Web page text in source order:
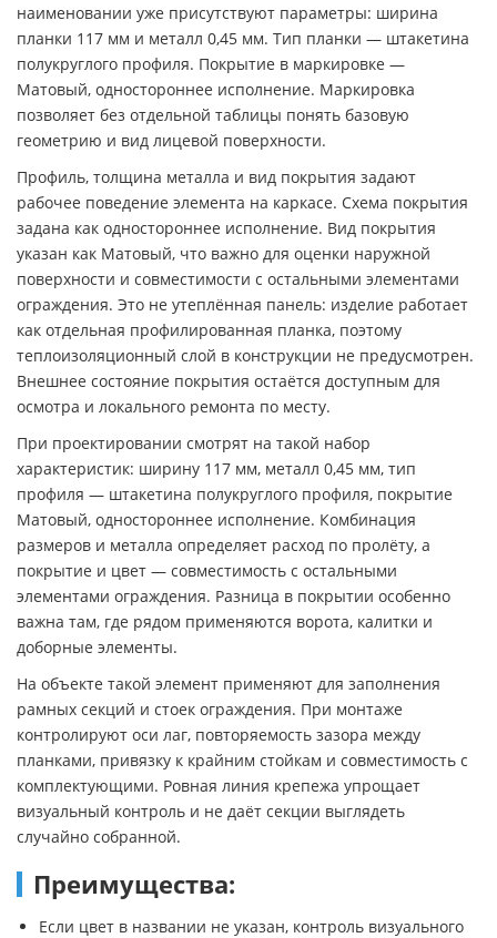
наименовании уже присутствуют параметры: ширина
планки 117 мм и металл 0,45 мм. Тип планки — штакетина
полукруглого профиля. Покрытие в маркировке —
Матовый, одностороннее исполнение. Маркировка
позволяет без отдельной таблицы понять базовую
геометрию и вид лицевой поверхности.
Профиль, толщина металла и вид покрытия задают
рабочее поведение элемента на каркасе. Схема покрытия
задана как одностороннее исполнение. Вид покрытия
указан как Матовый, что важно для оценки наружной
поверхности и совместимости с остальными элементами
ограждения. Это не утеплённая панель: изделие работает
как отдельная профилированная планка, поэтому
теплоизоляционный слой в конструкции не предусмотрен.
Внешнее состояние покрытия остаётся доступным для
осмотра и локального ремонта по месту.
При проектировании смотрят на такой набор
характеристик: ширину 117 мм, металл 0,45 мм, тип
профиля — штакетина полукруглого профиля, покрытие
Матовый, одностороннее исполнение. Комбинация
размеров и металла определяет расход по пролёту, а
покрытие и цвет — совместимость с остальными
элементами ограждения. Разница в покрытии особенно
важна там, где рядом применяются ворота, калитки и
доборные элементы.
На объекте такой элемент применяют для заполнения
рамных секций и стоек ограждения. При монтаже
контролируют оси лаг, повторяемость зазора между
планками, привязку к крайним стойкам и совместимость с
комплектующими. Ровная линия крепежа упрощает
визуальный контроль и не даёт секции выглядеть
случайно собранной.
Преимущества:
Если цвет в названии не указан, контроль визуального